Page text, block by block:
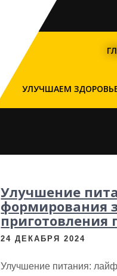
УЛУЧШАЕМ
Улучшение
формирования
24 ДЕКАБРЯ 2024
Улучшение питания: